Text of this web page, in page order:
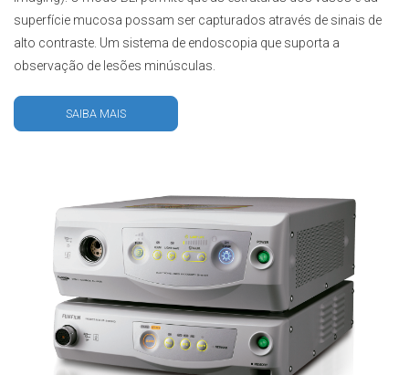
superfície mucosa possam ser capturados através de sinais de
alto contraste. Um sistema de endoscopia que suporta a
observação de lesões minúsculas.
SAIBA MAIS